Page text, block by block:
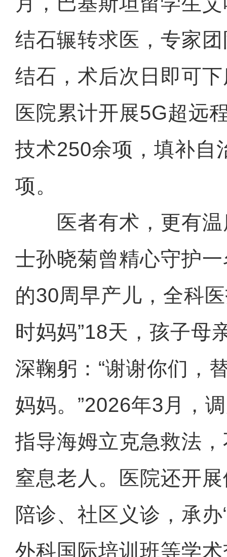
结石辗转求医，专家
结石，术后次日即可
医院累计开展5G超远
技术250余项，填补自
项。
医者有术，更有温
士孙晓菊曾精心守护
的30周早产儿，全科
时妈妈”18天，孩子母
深鞠躬：“谢谢你们，
妈妈。”2026年3月，
指导海姆立克急救法
窒息老人。医院还开
陪诊、社区义诊，承办
外科国际培训班等学